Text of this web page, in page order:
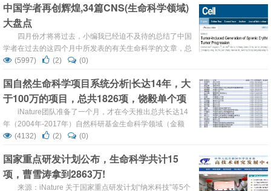
中国学者再创辉煌,34篇CNS(生命科学领域)
大盘点
四月份才将将过去，小编我已经迫不及待的总结了中国
学者在过去的这四个月中所发表的有关生命科学的文章，总
共34篇，是又一次大爆发，截止到目前所发表的文章数量，
64篇），中国学者再一次创造了辉煌。其中中国科学院10
篇（含合作一篇），浙江大学5篇，清华大学4篇等，共计
34篇。 ...
(5997) (2) (0)
国自然生命科学项目系统分析|长达14年，大
于100万的项目，总共1826项，饶毅单个项
目达1200万，位列第二（值得收藏）
iNature团队准备了一个月，才在今天推出总共长达14
年（2004年-2017年）自然科研基金生命科学领域（金额
>100万）项目的系统分析。为什么要选择大于100万的项
重大，在某种程度上能代表中国生命科学领域的发展方向。
经过检索，我们发现总共有1826项生命科学领域的项目经
费大于100...
(4132) (2) (0)
国家重点研发计划公布，生命科学共计15
项，曹雪涛拿到2863万!
来源：iNature 关于国家重点研发计划“纳米科技”等5个